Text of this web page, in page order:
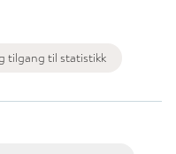
tilgang til statistikk